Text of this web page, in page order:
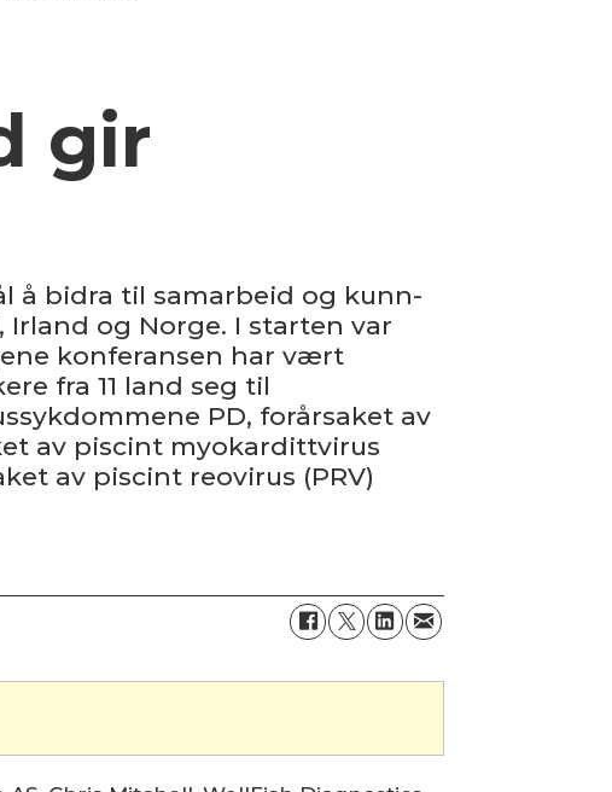
gir
å bidra til samarbeid og kunn­
og Norge. I starten var
konferansen har vært
fra 11 land seg til
PD, forårsaket av
av piscint myokardittvirus
av piscint reovirus (PRV)